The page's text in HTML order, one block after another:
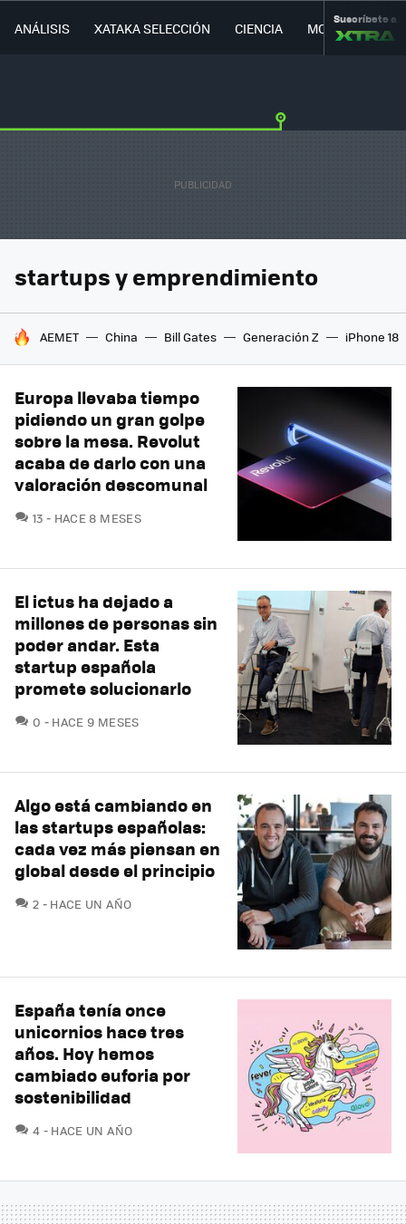
ANÁLISIS XATAKA SELECCIÓN CIENCIA MOVILIDAD
Suscríbete a
startups y emprendimiento
HOY SE HABLA DE
AEMET China Bill Gates Generación Z iPhone 18
Europa llevaba tiempo
pidiendo un gran golpe
sobre la mesa. Revolut
acaba de darlo con una
valoración descomunal
13 COMENTARIOS
HACE 8 MESES
El ictus ha dejado a
millones de personas sin
poder andar. Esta
startup española
promete solucionarlo
0 COMENTARIOS
HACE 9 MESES
Algo está cambiando en
las startups españolas:
cada vez más piensan en
global desde el principio
2 COMENTARIOS
HACE UN AÑO
España tenía once
unicornios hace tres
años. Hoy hemos
cambiado euforia por
sostenibilidad
4 COMENTARIOS
HACE UN AÑO